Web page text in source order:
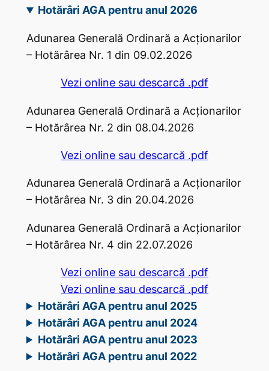
Hotărâri AGA pentru anul 2026
Adunarea Generală Ordinară a Acţionarilor
– Hotărârea Nr. 1 din 09.02.2026
Vezi online sau descarcă .pdf
Adunarea Generală Ordinară a Acţionarilor
– Hotărârea Nr. 2 din 08.04.2026
Vezi online sau descarcă .pdf
Adunarea Generală Ordinară a Acţionarilor
– Hotărârea Nr. 3 din 20.04.2026
Adunarea Generală Ordinară a Acţionarilor
– Hotărârea Nr. 4 din 22.07.2026
Vezi online sau descarcă .pdf
Vezi online sau descarcă .pdf
Hotărâri AGA pentru anul 2025
Hotărâri AGA pentru anul 2024
Hotărâri AGA pentru anul 2023
Hotărâri AGA pentru anul 2022